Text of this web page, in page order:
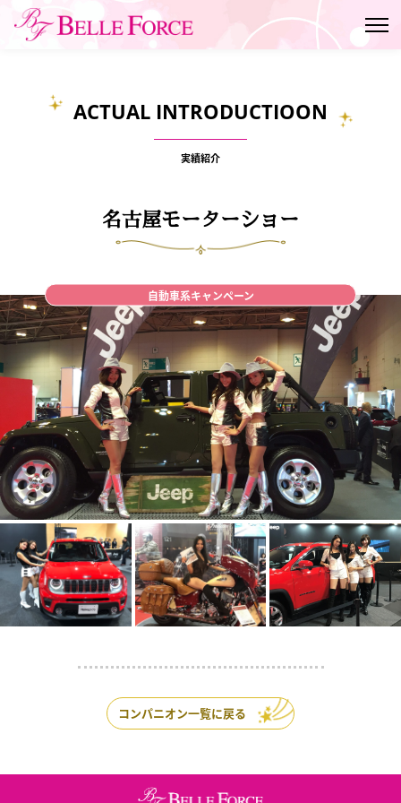
ACTUAL INTRODUCTIOON
実績紹介
名古屋モーターショー
自動車系キャンペーン
コンパニオン一覧に戻る